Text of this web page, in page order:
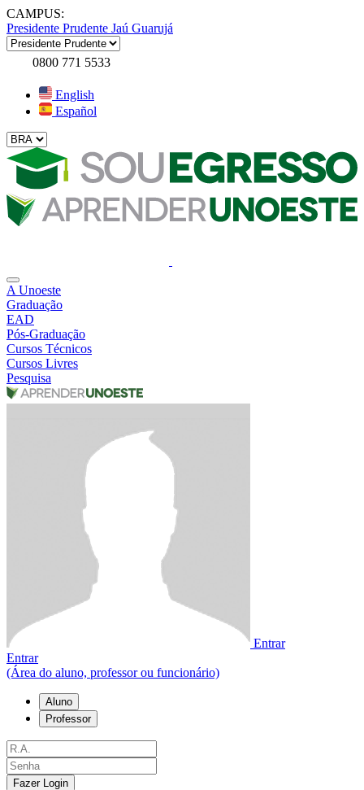
CAMPUS:
Presidente Prudente Jaú Guarujá
0800 771 5533
English
Español
A Unoeste
Graduação
EAD
Pós-Graduação
Cursos Técnicos
Cursos Livres
Pesquisa
Entrar
Entrar
(Área do aluno, professor ou funcionário)
Aluno
Professor
Fazer Login